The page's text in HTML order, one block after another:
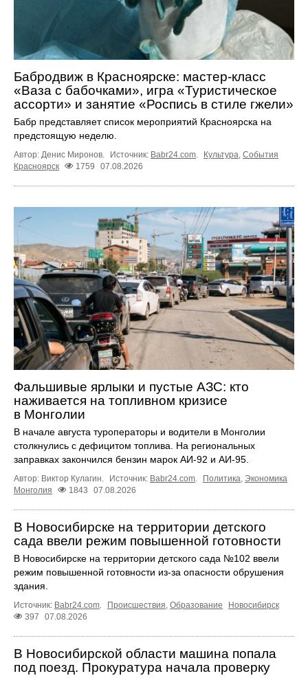
Бабродвиж в Красноярске: мастер-класс
«Ваза с бабочками», игра «Туристическое
ассорти» и занятие «Роспись в стиле гжели»
Бабр представляет список мероприятий Красноярска на
предстоящую неделю.
Автор: Денис Миронов. Источник: Babr24.com. Культура, События
Красноярск
1759 07.08.2026
Фальшивые ярлыки и пустые АЗС: кто
наживается на топливном кризисе
в Монголии
В начале августа туроператоры и водители в Монголии
столкнулись с дефицитом топлива. На региональных
заправках закончился бензин марок АИ-92 и АИ-95.
Автор: Виктор Кулагин. Источник: Babr24.com Политика Экономика
Монголия
1843 07.08.2026
В Новосибирске на территории детского
сада ввели режим повышенной готовности
В Новосибирске на территории детского сада №102 ввели
режим повышенной готовности из-за опасности обрушения
здания.
Источник: Babr24.com Происшествия Образование
Новосибирск
397
07.08.2026
В Новосибирской области машина попала
под поезд. Прокуратура начала проверку